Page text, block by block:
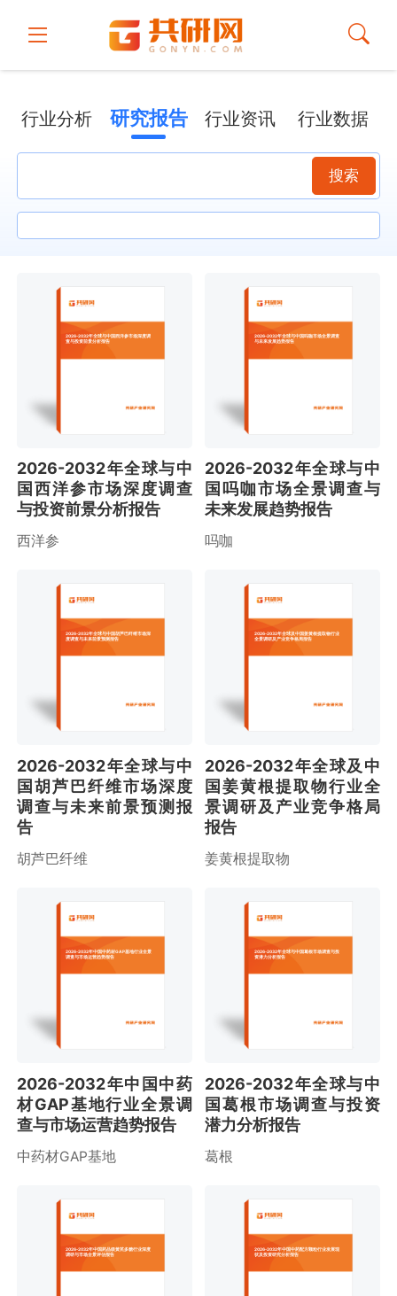
行业分析 研究报告 行业资讯 行业数据
搜索
2026-2032年全球与中国西洋参市场深度调
查与投资前景分析报告
2026-2032年全球与中
国西洋参市场深度调查
与投资前景分析报告
西洋参
2026-2032年全球与中国吗咖市场全景调查
与未来发展趋势报告
2026-2032年全球与中
国吗咖市场全景调查与
未来发展趋势报告
吗咖
2026-2032年全球与中国胡芦巴纤维市场深
度调查与未来前景预测报告
2026-2032年全球与中
国胡芦巴纤维市场深度
调查与未来前景预测报
告
胡芦巴纤维
2026-2032年全球及中国姜黄根提取物行业
全景调研及产业竞争格局报告
2026-2032年全球及中
国姜黄根提取物行业全
景调研及产业竞争格局
报告
姜黄根提取物
2026-2032年中国中药材GAP基地行业全景
调查与市场运营趋势报告
2026-2032年中国中药
材GAP基地行业全景调
查与市场运营趋势报告
中药材GAP基地
2026-2032年全球与中国葛根市场调查与投
资潜力分析报告
2026-2032年全球与中
国葛根市场调查与投资
潜力分析报告
葛根
2026-2032年中国药品级黄芪多糖行业深度
调研与市场全景评估报告
2026-2032年中国中药配方颗粒行业发展现
状及投资研究分析报告